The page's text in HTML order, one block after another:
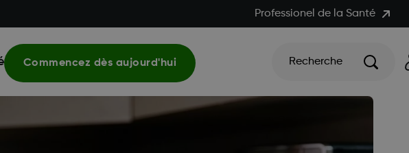
Professionel de la Santé
Commencez dès aujourd'hui Recherche